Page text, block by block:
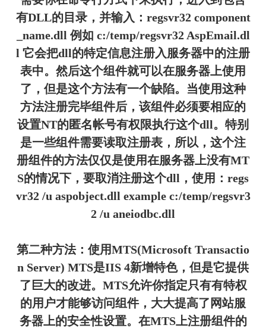
有DLL的目录，并输入：regsvr32 component
_name.dll 例如 c:/temp/regsvr32 AspEmail.dl
l 它会把dll的特定信息注册入服务器中的注册
表中。然后这个组件就可以在服务器上使用
了，但是这个方法有一个缺陷。当使用这种
方法注册完毕组件后，该组件必须要相应的
设置NT的匿名帐号有权限执行这个dll。特别
是一些组件需要读取注册表，所以，这个注
册组件的方法仅仅是使用在服务器上没有MT
S的情况下，要取消注册这个dll，使用：regs
vr32 /u aspobject.dll example c:/temp/regsvr3
2 /u aneiodbc.dll
第二种方法：使用MTS(Microsoft Transactio
n Server) MTS是IIS 4新增特色，但是它提供
了巨大的改进。MTS允许你指定只有有特权
的用户才能够访问组件，大大提高了网站服
务器上的安全性设置。在MTS上注册组件的